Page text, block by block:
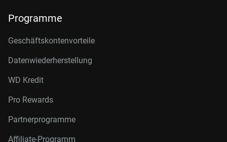
Programme
Geschäftskontenvorteile
Datenwiederherstellung
WD Kredit
Pro Rewards
Partnerprogramme
Affiliate-Programm